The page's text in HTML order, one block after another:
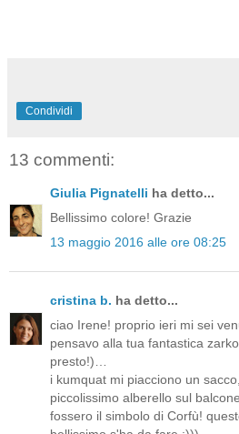
Condividi
13 commenti:
Giulia Pignatelli ha detto...
Bellissimo colore! Grazie
13 maggio 2016 alle ore 08:25
cristina b. ha detto...
ciao Irene! proprio ieri mi sei
pensavo alla tua fantastica
presto!)…
i kumquat mi piacciono un
piccolissimo alberello sul
fossero il simbolo di Corfù!